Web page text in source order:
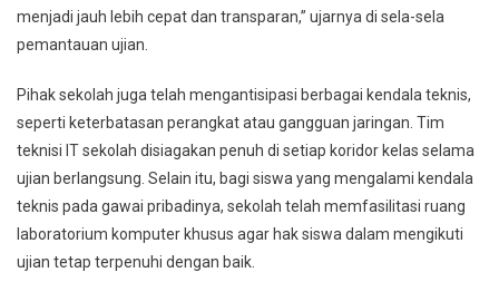
menjadi jauh lebih cepat dan transparan,” ujarnya di sela-sela
pemantauan ujian.
Pihak sekolah juga telah mengantisipasi berbagai kendala teknis,
seperti keterbatasan perangkat atau gangguan jaringan. Tim
teknisi IT sekolah disiagakan penuh di setiap koridor kelas selama
ujian berlangsung. Selain itu, bagi siswa yang mengalami kendala
teknis pada gawai pribadinya, sekolah telah memfasilitasi ruang
laboratorium komputer khusus agar hak siswa dalam mengikuti
ujian tetap terpenuhi dengan baik.